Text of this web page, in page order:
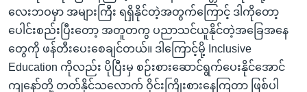
လေးဘဝမှာ အများကြီး ရရှိနိုင်တဲ့အတွက်ကြောင့် ဒါကိုတော့
ပေါင်းစည်းပြီးတော့ အတူတကွ ပညာသင်ယူနိုင်တဲ့အခြေအနေ
တွေကို ဖန်တီးပေးစေချင်တယ်။ ဒါကြောင့်မို့ Inclusive
Education ကိုလည်း ပိုပြီးမှ စဉ်းစားဆောင်ရွက်ပေးနိုင်အောင်
ကျနော်တို့ တတ်နိုင်သလောက် ဝိုင်းကြိုးစားနေကြတာ ဖြစ်ပါ